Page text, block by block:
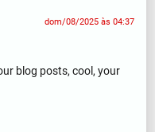
dom/08/2025 às 04:37
blog posts, cool, your